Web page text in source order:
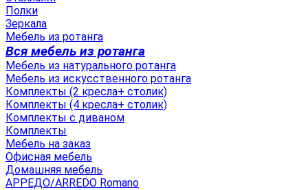
Полки
Зеркала
Мебель из ротанга
Вся мебель из ротанга
Мебель из натурального ротанга
Мебель из искусственного ротанга
Комплекты (2 кресла+ столик)
Комплекты (4 кресла+ столик)
Комплекты с диваном
Комплекты
Мебель на заказ
Офисная мебель
Домашняя мебель
АРРЕДО/ARREDO Romano